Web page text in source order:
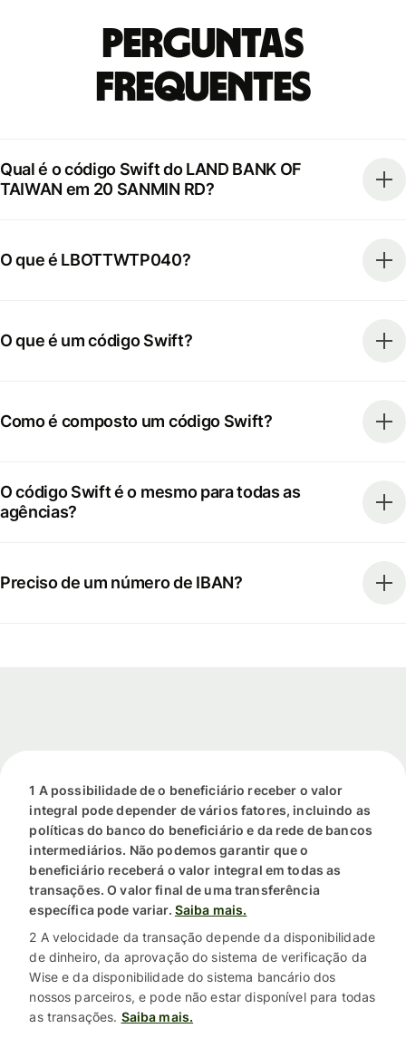
Perguntas
frequentes
Qual é o código Swift do LAND BANK OF
TAIWAN em 20 SANMIN RD?
O que é LBOTTWTP040?
O que é um código Swift?
Como é composto um código Swift?
O código Swift é o mesmo para todas as
agências?
Preciso de um número de IBAN?
1 A possibilidade de o beneficiário receber o valor
integral pode depender de vários fatores, incluindo as
políticas do banco do beneficiário e da rede de bancos
intermediários. Não podemos garantir que o
beneficiário receberá o valor integral em todas as
transações. O valor final de uma transferência
específica pode variar. Saiba mais.
2 A velocidade da transação depende da disponibilidade
de dinheiro, da aprovação do sistema de verificação da
Wise e da disponibilidade do sistema bancário dos
nossos parceiros, e pode não estar disponível para todas
as transações. Saiba mais.